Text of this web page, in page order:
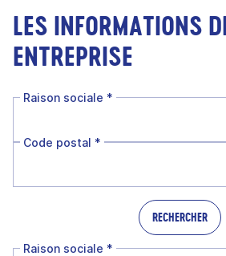
LES INFORMATIONS
ENTREPRISE
Raison sociale *
Code postal *
RECHERCHER
Raison sociale *